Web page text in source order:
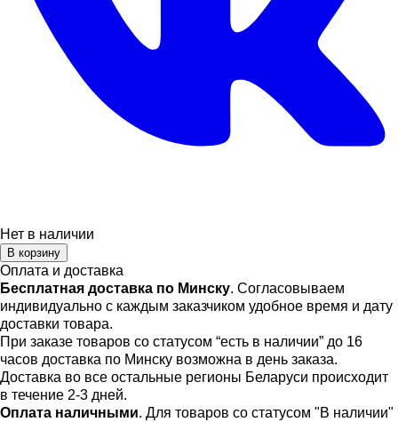
Нет в наличии
В корзину
Оплата и доставка
Бесплатная доставка по Минску. Согласовываем
индивидуально с каждым заказчиком удобное время и дату
доставки товара.
При заказе товаров со статусом “есть в наличии” до 16
часов доставка по Минску возможна в день заказа.
Доставка во все остальные регионы Беларуси происходит
в течение 2-3 дней.
Оплата наличными. Для товаров со статусом "В наличии"